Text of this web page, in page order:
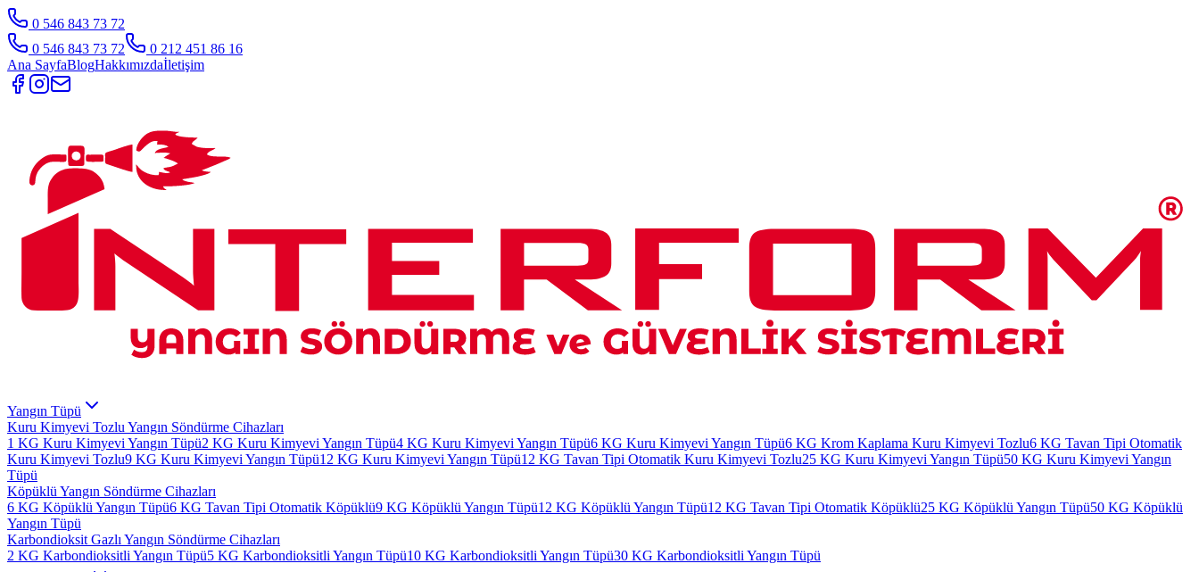
0 546 843 73 72
0 546 843 73 72
0 212 451 86 16
Ana SayfaBlogHakkımızdaİletişim
Yangın Tüpü
Kuru Kimyevi Tozlu Yangın Söndürme Cihazları
1 KG Kuru Kimyevi Yangın Tüpü2 KG Kuru Kimyevi Yangın Tüpü4 KG Kuru Kimyevi Yangın Tüpü6 KG Kuru Kimyevi Yangın Tüpü6 KG Krom Kaplama Kuru Kimyevi Tozlu6 KG Tavan Tipi Otomatik
Kuru Kimyevi Tozlu9 KG Kuru Kimyevi Yangın Tüpü12 KG Kuru Kimyevi Yangın Tüpü12 KG Tavan Tipi Otomatik Kuru Kimyevi Tozlu25 KG Kuru Kimyevi Yangın Tüpü50 KG Kuru Kimyevi Yangın
Tüpü
Köpüklü Yangın Söndürme Cihazları
6 KG Köpüklü Yangın Tüpü6 KG Tavan Tipi Otomatik Köpüklü9 KG Köpüklü Yangın Tüpü12 KG Köpüklü Yangın Tüpü12 KG Tavan Tipi Otomatik Köpüklü25 KG Köpüklü Yangın Tüpü50 KG Köpüklü
Yangın Tüpü
Karbondioksit Gazlı Yangın Söndürme Cihazları
2 KG Karbondioksitli Yangın Tüpü5 KG Karbondioksitli Yangın Tüpü10 KG Karbondioksitli Yangın Tüpü30 KG Karbondioksitli Yangın Tüpü